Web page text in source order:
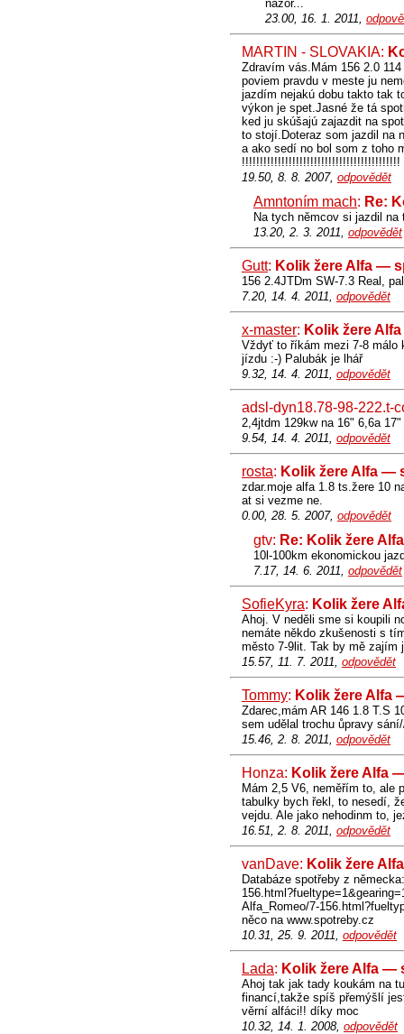
nazor...
23.00, 16. 1. 2011,
MARTIN - SLOVAKIA:
Zdravím vás.Mám 156 2.0
poviem pravdu v meste ju
jazdím nejakú dobu takto tak
výkon je spet.Jasné že tá
ked ju skúšajú zajazdit na
to stojí.Doteraz som jazdil na
a ako sedí no bol som z toho
!!!!!!!!!!!!!!!!!!!!!!!!!!!!!!!!!!!!!!!!!!!!
19.50, 8. 8. 2007, odpovědět
Amntoním mach: Re:
Na tych němcov si jazdil na
13.20, 2. 3. 2011, odpovědět
Gutt: Kolik žere Alfa —
156 2.4JTDm SW-7.3 Real,
7.20, 14. 4. 2011, odpovědět
x-master: Kolik žere
Vždyť to říkám mezi 7-8 málo
jízdu :-) Palubák je lhář
9.32, 14. 4. 2011, odpovědět
adsl-dyn18.78-98-222.t-
2,4jtdm 129kw na 16" 6,6a
9.54, 14. 4. 2011, odpovědět
rosta: Kolik žere Alfa —
zdar.moje alfa 1.8 ts.žere 10
at si vezme ne.
0.00, 28. 5. 2007, odpovědět
gtv: Re: Kolik žere
10l-100km ekonomickou
7.17, 14. 6. 2011, odpovědět
SofieKyra: Kolik žere
Ahoj. V neděli sme si koupili
nemáte někdo zkušenosti s
město 7-9lit. Tak by mě zajím
15.57, 11. 7. 2011, odpovědět
Tommy: Kolik žere Alfa
Zdarec,mám AR 146 1.8 T.S
sem udělal trochu ůpravy
15.46, 2. 8. 2011, odpovědět
Honza: Kolik žere Alfa
Mám 2,5 V6, neměřím to, ale
tabulky bych řekl, to nesedí,
vejdu. Ale jako nehodinm to,
16.51, 2. 8. 2011, odpovědět
vanDave: Kolik žere
Databáze spotřeby z
Alfa_Romeo/7-
něco na www.spotreby.cz
10.31, 25. 9. 2011, odpovědět
Lada: Kolik žere Alfa —
Ahoj tak jak tady koukám na
financí,takže spíš přemýšlí
věrní alfáci!! díky moc
10.32, 14. 1. 2008, odpovědět